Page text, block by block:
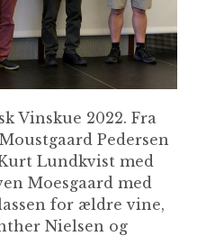
Vinskue 2022. Fra
Pedersen
Lundkvist med
Moesgaard med
for ældre vine,
Nielsen og